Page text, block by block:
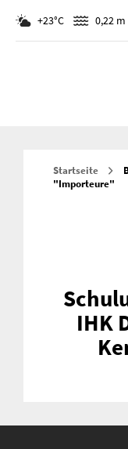
+23°C 0,22 m
Startseite
"Importeure"
IHK